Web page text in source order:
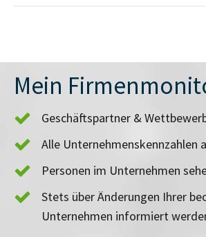
Mein
Geschäftspartner &
Alle Unternehmenskennzahlen
Personen im Unternehmen
Stets über Änderungen Ihrer
Unternehmen informiert